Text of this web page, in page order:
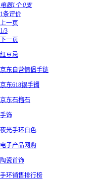
电器1个 0支
1条评价
上一页
1/3
下一页
红豆忌
京东自营情侣手链
京东618银手镯
京东石榴石
手饰
夜光手环白色
电子产品网购
陶瓷首饰
手环销售排行榜